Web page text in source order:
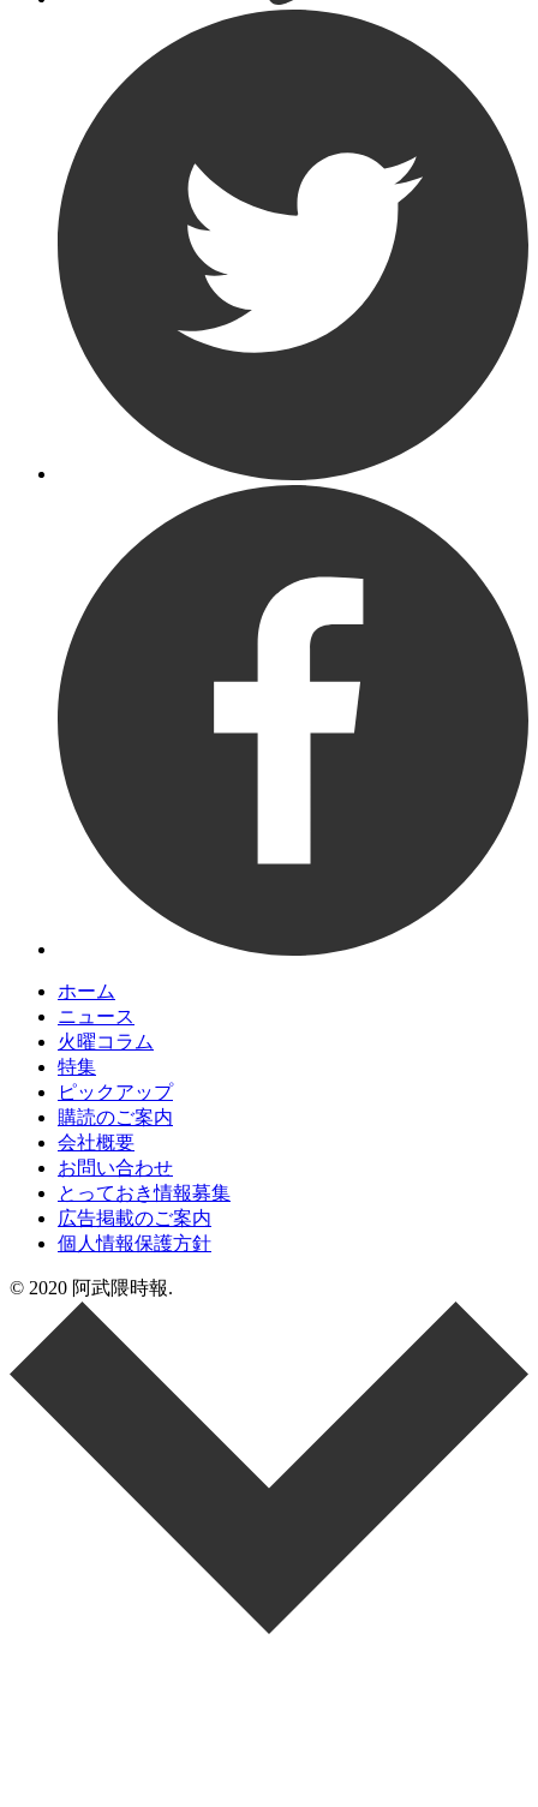
ホーム
ニュース
火曜コラム
特集
ピックアップ
購読のご案内
会社概要
お問い合わせ
とっておき情報募集
広告掲載のご案内
個人情報保護方針
© 2020 阿武隈時報.